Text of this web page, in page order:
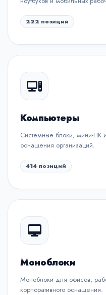
222 позиций
Компьютеры
Системные блоки, мини-ПК
оснащения организаций.
414 позиций
Моноблоки
Моноблоки для офисов,
корпоративного оснащения.